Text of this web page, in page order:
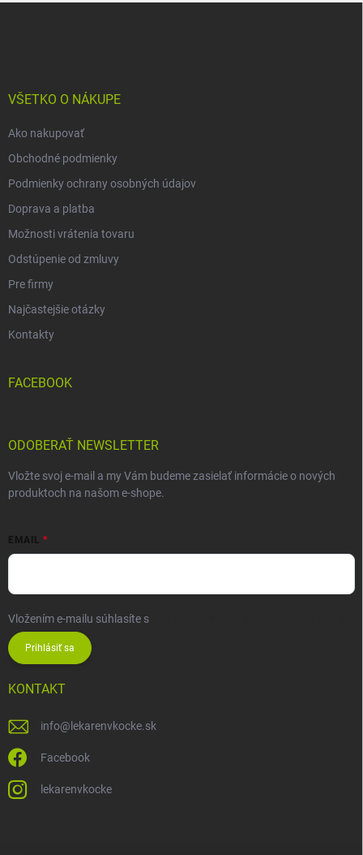
VŠETKO O NÁKUPE
Ako nakupovať
Obchodné podmienky
Podmienky ochrany osobných údajov
Doprava a platba
Možnosti vrátenia tovaru
Odstúpenie od zmluvy
Pre firmy
Najčastejšie otázky
Kontakty
FACEBOOK
ODOBERAŤ NEWSLETTER
Vložte svoj e-mail a my Vám budeme zasielať informácie o nových
produktoch na našom e-shope.
EMAIL
Vložením e-mailu súhlasíte s
Prihlásiť sa
KONTAKT
info@ lekarenvkocke.sk
Facebook
lekarenvkocke